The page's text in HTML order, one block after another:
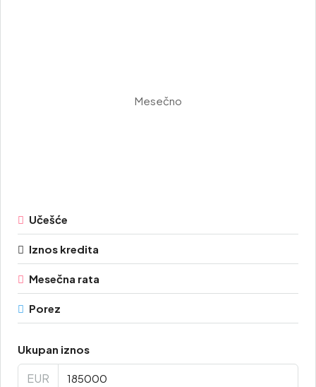
Mesečno
Učešće
Iznos kredita
Mesečna rata
Porez
Ukupan iznos
EUR